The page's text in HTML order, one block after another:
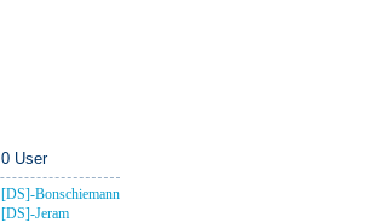
0 User
[DS]-Bonschiemann
[DS]-Jeram